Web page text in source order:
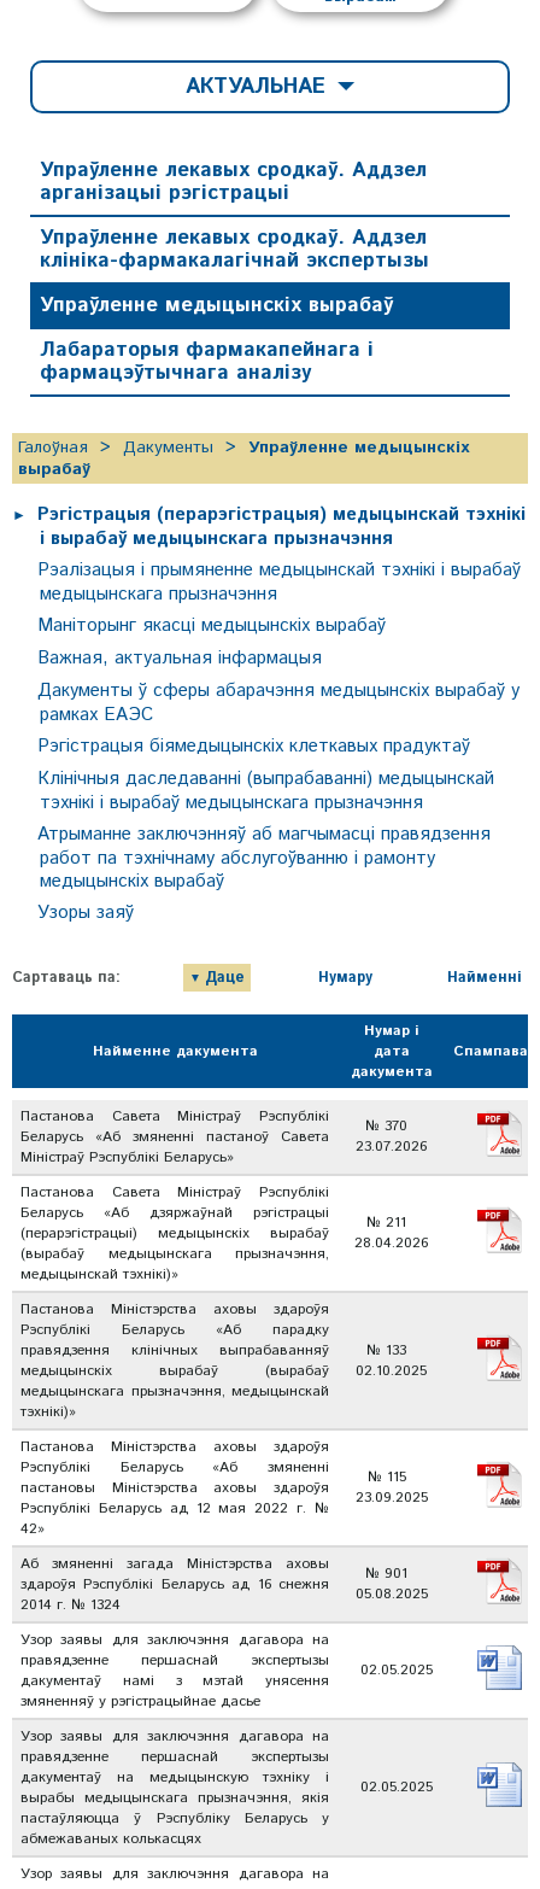
Упраўленне лекавых сродкаў. Аддзел
арганізацыі рэгістрацыі
Упраўленне лекавых сродкаў. Аддзел
клініка-фармакалагічнай экспертызы
Упраўленне медыцынскіх вырабаў
Лабараторыя фармакапейнага і
фармацэўтычнага аналізу
АКТУАЛЬНАЕ
Галоўная Дакументы
Упраўленне медыцынскіх
вырабаў
Рэгістрацыя (перарэгістрацыя) медыцынскай тэхнікі
і вырабаў медыцынскага прызначэння
Рэалiзацыя i прымяненне медыцынскай тэхнікі і вырабаў
медыцынскага прызначэння
Маніторынг якасці медыцынскіх вырабаў
Важная, актуальная інфармацыя
Дакументы ў сферы абарачэння медыцынскіх вырабаў у
рамках ЕАЭС
Рэгістрацыя біямедыцынскіх клеткавых прадуктаў
Клінічныя даследаванні (выпрабаванні) медыцынскай
тэхнікі і вырабаў медыцынскага прызначэння
Атрыманне заключэнняў аб магчымасці правядзення
работ па тэхнічнаму абслугоўванню і рамонту
медыцынскіх вырабаў
Узоры заяў
Сартаваць па: Даце Нумару Найменні
Найменне дакумента
Нумар і
дата
дакумента
Пастанова Савета Міністраў Рэспублікі
Беларусь «Аб змяненні пастаноў Савета
Міністраў Рэспублікі Беларусь»
№ 370
23.07.2026
Пастанова Савета Міністраў Рэспублікі
Беларусь «Аб дзяржаўнай рэгістрацыі
(перарэгістрацыі) медыцынскіх вырабаў
(вырабаў медыцынскага прызначэння,
медыцынскай тэхнікі)»
№ 211
28.04.2026
Пастанова Міністэрства аховы здароўя
Рэспублікі Беларусь «Аб парадку
правядзення клінічных выпрабаванняў
медыцынскіх вырабаў (вырабаў
медыцынскага прызначэння, медыцынскай
тэхнікі)»
№ 133
02.10.2025
Пастанова Міністэрства аховы здароўя
Рэспублікі Беларусь «Аб змяненні
пастановы Міністэрства аховы здароўя
Рэспублікі Беларусь ад 12 мая 2022 г. №
42»
№ 115
23.09.2025
Аб змяненні загада Міністэрства аховы
здароўя Рэспублікі Беларусь ад 16 снежня
2014 г. № 1324
№ 901
05.08.2025
Узор заявы для заключэння дагавора на
правядзенне першаснай экспертызы
дакументаў намі з мэтай унясення
змяненняў у рэгістрацыйнае дасье
02.05.2025
Узор заявы для заключэння дагавора на
правядзенне першаснай экспертызы
дакументаў на медыцынскую тэхніку і
вырабы медыцынскага прызначэння, якія
пастаўляюцца ў Рэспубліку Беларусь у
абмежаваных колькасцях
02.05.2025
Узор заявы для заключэння дагавора на